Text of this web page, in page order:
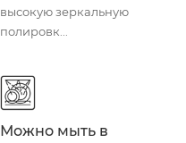
высокую зеркальную
полировк...
Можно мыть в